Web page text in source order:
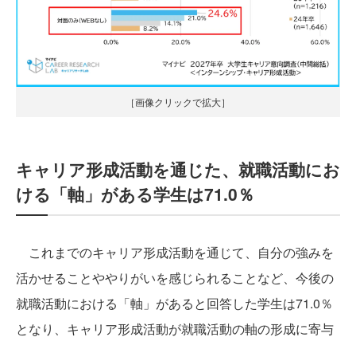
［画像クリックで拡大］
キャリア形成活動を通じた、就職活動にお
ける「軸」がある学生は71.0％
これまでのキャリア形成活動を通じて、自分の強みを
活かせることややりがいを感じられることなど、今後の
就職活動における「軸」があると回答した学生は71.0％
となり、キャリア形成活動が就職活動の軸の形成に寄与